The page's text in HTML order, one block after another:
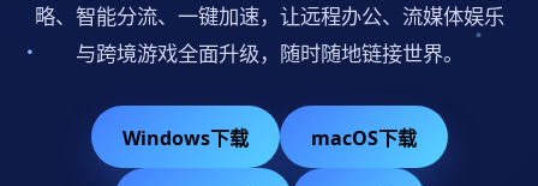
略、智能分流、一键加速，让远程办公、流媒体娱乐
与跨境游戏全面升级，随时随地链接世界。
Windows下载 macOS下载